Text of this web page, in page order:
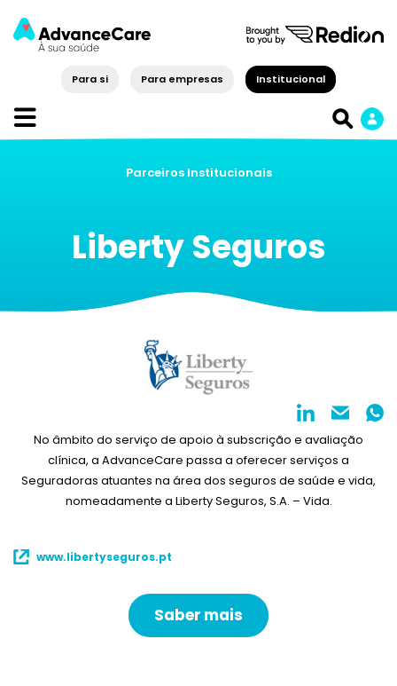
Para si Para empresas Institucional
Parceiros Institucionais
Liberty Seguros
Regressar
No âmbito do serviço de apoio à subscrição e avaliação
clínica, a AdvanceCare passa a oferecer serviços a
Seguradoras atuantes na área dos seguros de saúde e vida,
nomeadamente a Liberty Seguros, S.A. – Vida.
www.libertyseguros.pt
Saber mais